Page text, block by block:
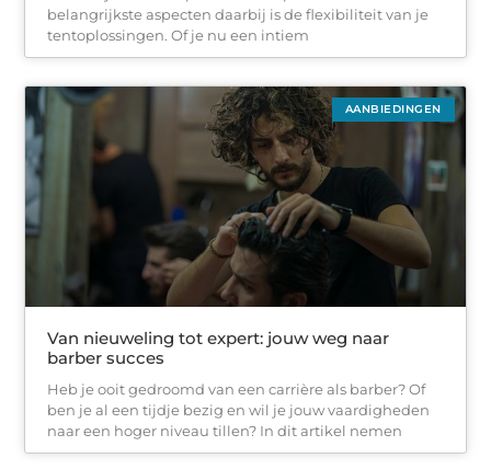
belangrijkste aspecten daarbij is de flexibiliteit van je
tentoplossingen. Of je nu een intiem
AANBIEDINGEN
Van nieuweling tot expert: jouw weg naar
barber succes
Heb je ooit gedroomd van een carrière als barber? Of
ben je al een tijdje bezig en wil je jouw vaardigheden
naar een hoger niveau tillen? In dit artikel nemen